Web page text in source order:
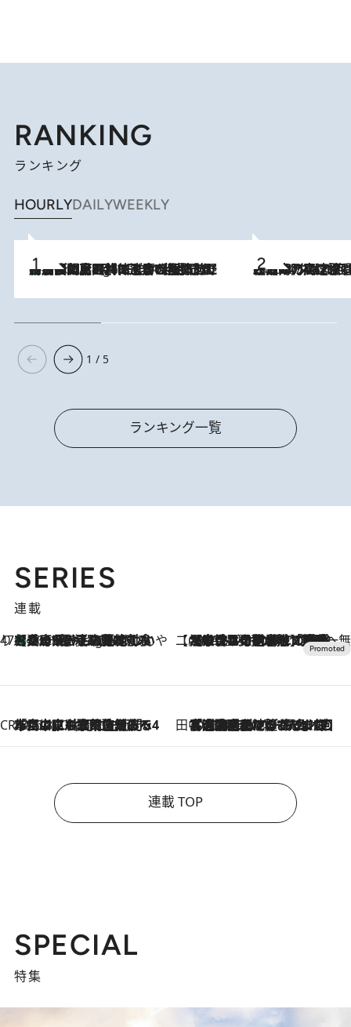
RANKING
ランキング
HOURLYDAILYWEEKLY
9 Hours Ago
「最後に見られてよかった」上野動物園の東園パンダ舎が解体前に特別公開。8月16日まで延長されたパネル展と共に辿る“半世紀”のパンダ飼育《解体工事の図面あり》 2026.8.7
「湘南乃風に憧れて」観客大盛上がりの“タオル回し”に、ラッパー顔負けの高速歌唱まで…さだまさし（74）のアグレッシブすぎる現在地
1 / 5
ランキング一覧
SERIES
連載
47都道府県の手みやげ ひんやりスイーツで夏を満喫
10 Hours Ago
【兵庫県】この夏絶対食べたい 冷やしておいしいおやつ3選 淡路島の恵みをジェラートに集約 【CREA×星野リゾート】唯一無二。癒しと発見が待つ場所へ
2026.8.7
【トンボの足水浴】ヒノキの香りに包まれて涼感マックス！約13℃の湧水かけ流しを避暑地「星野温泉 トンボの湯」で体験
CREA'S CHOICE
2026.8.7
「立川にも歌舞伎があるんだよ」 片岡仁左衛門・市川中車ら豪華座組みで4年目の立川立飛歌舞伎へ 田中稲の勝手に再ブーム
2026.8.7
「湘南乃風に憧れて」観客大盛上がりの“タオル回し”に、ラッパー顔負けの高速歌唱まで…さだまさし（74）のアグレッシブすぎる現在地
連載 TOP
SPECIAL
特集